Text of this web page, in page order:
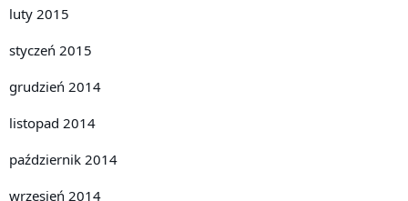
luty 2015
styczeń 2015
grudzień 2014
listopad 2014
październik 2014
wrzesień 2014